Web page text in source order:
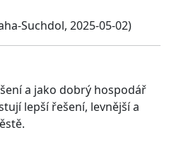
Suchdol, 2025-05-02)
a jako dobrý hospodář
lepší řešení, levnější a